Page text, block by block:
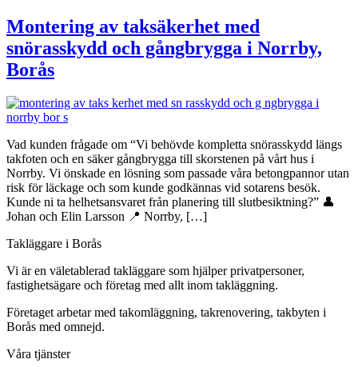
Montering av taksäkerhet med
snörasskydd och gångbrygga i Norrby,
Borås
Vad kunden frågade om “Vi behövde kompletta snörasskydd längs
takfoten och en säker gångbrygga till skorstenen på vårt hus i
Norrby. Vi önskade en lösning som passade våra betongpannor utan
risk för läckage och som kunde godkännas vid sotarens besök.
Kunde ni ta helhetsansvaret från planering till slutbesiktning?” 👤
Johan och Elin Larsson 📍 Norrby, […]
Takläggare i Borås
Vi är en väletablerad takläggare som hjälper privatpersoner,
fastighetsägare och företag med allt inom takläggning.
Företaget arbetar med takomläggning, takrenovering, takbyten i
Borås med omnejd.
Våra tjänster